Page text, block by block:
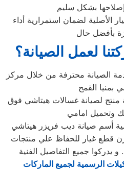
الأصلية لضمان استمرارية أداء
لعمل الصيانة؟
الصيانة محترفة من خلال مركز
لصيانة غسالات هيتاشي فوق
أسم صيانة ديب فريزر هيتاشي
قطع غيار للحفاظ علي منتجات
و يدركوا جميع التفاصيل الفنية
الرسمية لجميع الماركات